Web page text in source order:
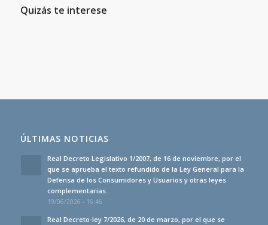
Quizás te interese
ÚLTIMAS NOTICIAS
Real Decreto Legislativo 1/2007, de 16 de noviembre, por el
que se aprueba el texto refundido de la Ley General para la
Defensa de los Consumidores y Usuarios y otras leyes
complementarias.
19/06/2026 - 16:46
Real Decreto-ley 7/2026, de 20 de marzo, por el que se